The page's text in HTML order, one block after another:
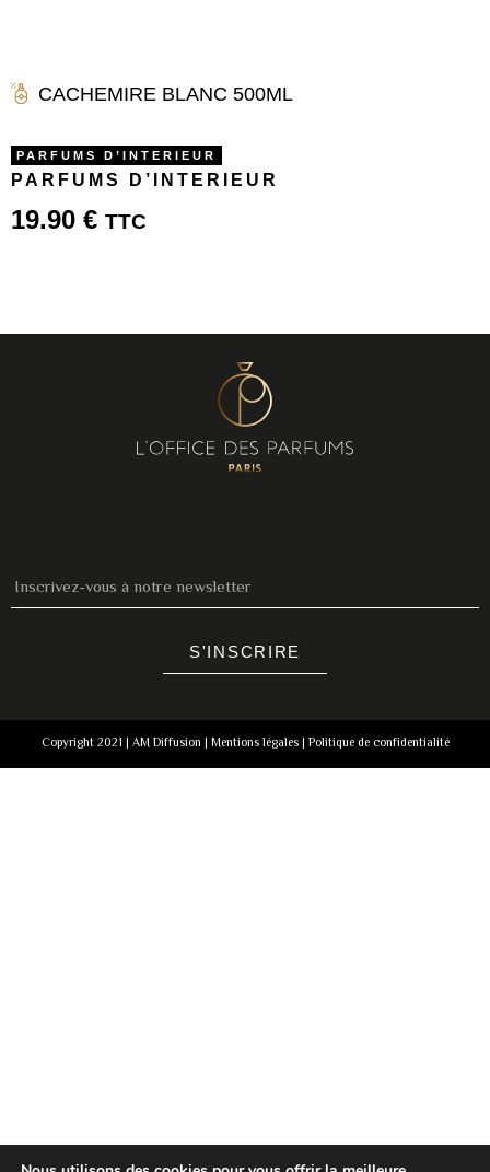
CACHEMIRE BLANC 500ML
PARFUMS D’INTERIEUR
PARFUMS D’INTERIEUR
19.90 € TTC
S'INSCRIRE
Copyright 2021 | AM Diffusion | Mentions légales| Politique de confidentialité